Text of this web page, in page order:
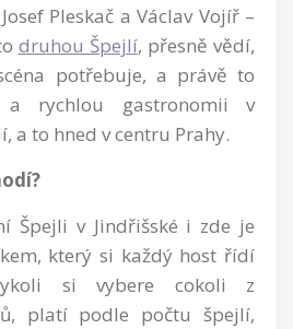
Pleskač a Václav Vojíř –
druhou Špejlí, přesně vědí,
potřebuje, a právě to
a rychlou gastronomii v
a to hned v centru Prahy.
Špejli v Jindřišské i zde je
který si každý host řídí
si vybere cokoli z
platí podle počtu špejlí,